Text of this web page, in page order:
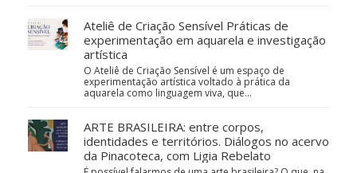
Ateliê de Criação Sensível Práticas de
experimentação em aquarela e investigação
artística
O Ateliê de Criação Sensível é um espaço de
experimentação artística voltado à prática da
aquarela como linguagem viva, que…
ARTE BRASILEIRA: entre corpos,
identidades e territórios. Diálogos no acervo
da Pinacoteca, com Ligia Rebelato